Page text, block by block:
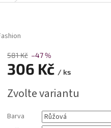
581 Kč –47 %
306 Kč / ks
cena:
Zvolte variantu
Barva